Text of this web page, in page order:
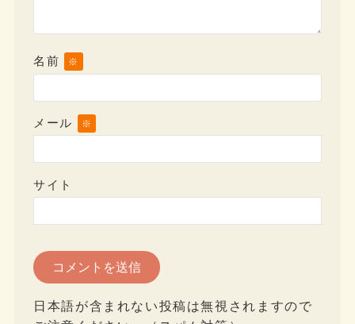
名前 ※
メール ※
サイト
日本語が含まれない投稿は無視されますので